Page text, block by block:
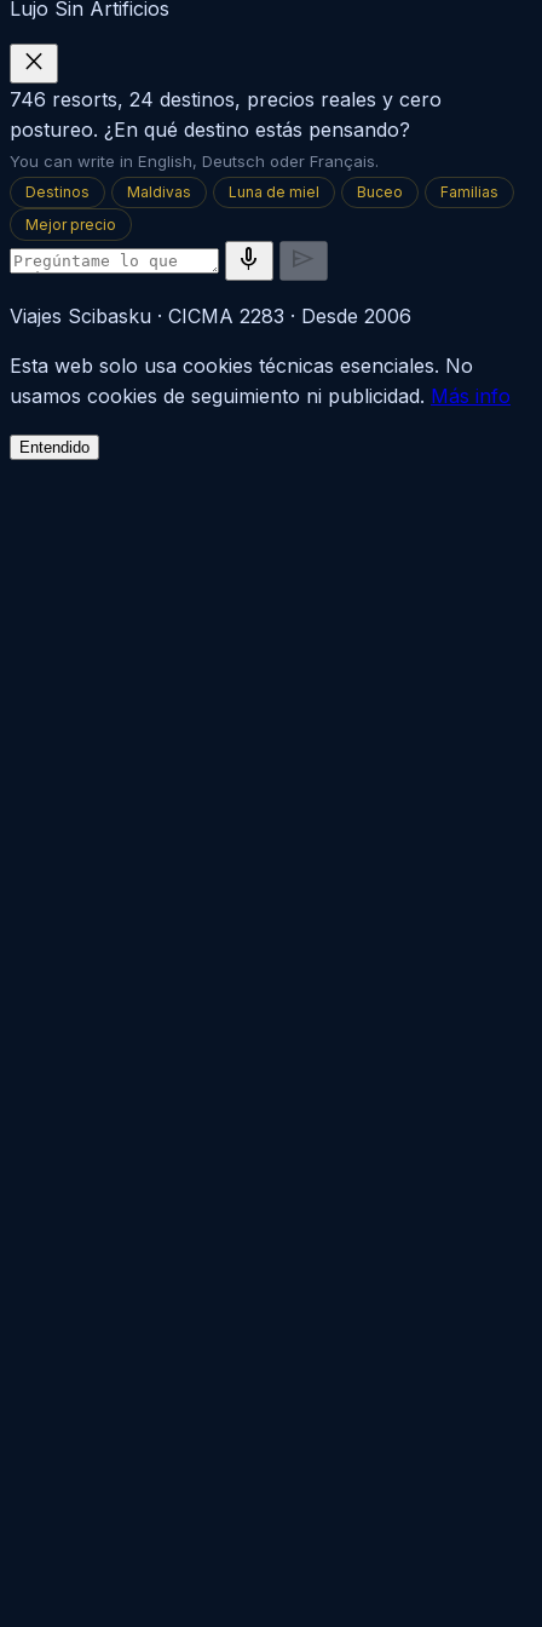
Lujo Sin Artificios
close
746 resorts, 24 destinos, precios reales y cero
postureo. ¿En qué destino estás pensando?
You can write in English, Deutsch oder Français.
Destinos Maldivas Luna de miel Buceo
Familias
Mejor precio
mic send
Viajes Scibasku · CICMA 2283 · Desde 2006
Esta web solo usa cookies técnicas esenciales. No
usamos cookies de seguimiento ni publicidad. Más info
Entendido